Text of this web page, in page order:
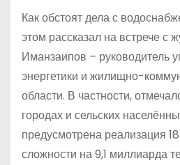
Как обстоят дела с
этом рассказал на встрече с
Иманзаипов – руководитель
энергетики и жилищно-
области. В частности,
городах и сельских
предусмотрена реализация
сложности на 9,1 миллиарда